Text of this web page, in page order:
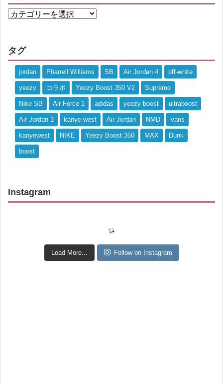
タグ
jordan Pharrell Williams SB Air Jordan 4 off-white
yeezy コラボ Yeezy Boost 350 V2 Supreme
Nike SB Air Force 1 adidas yeezy boost ultraboost
Air Jordan 1 kanye west Air Jordan NMD Vans
kanyewest NIKE Yeezy Boost 350 MAX Dunk
boost
Instagram
Load More... Follow on Instagram